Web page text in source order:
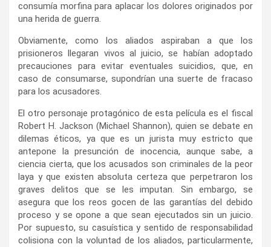
consumía morfina para aplacar los dolores originados por
una herida de guerra.
Obviamente, como los aliados aspiraban a que los
prisioneros llegaran vivos al juicio, se habían adoptado
precauciones para evitar eventuales suicidios, que, en
caso de consumarse, supondrían una suerte de fracaso
para los acusadores.
El otro personaje protagónico de esta película esel fiscal
Robert H. Jackson (Michael Shannon), quien se debate en
dilemas éticos, ya que es un jurista muy estricto que
antepone la presunción de inocencia, aunque sabe, a
ciencia cierta, que los acusados son criminales de la peor
laya y que existen absoluta certeza que perpetraron los
graves delitos que se les imputan. Sin embargo, se
asegura que los reos gocen de las garantías del debido
proceso y se opone a que sean ejecutados sin un juicio.
Por supuesto, su casuística y sentido de responsabilidad
colisiona con la voluntad de los aliados, particularmente,